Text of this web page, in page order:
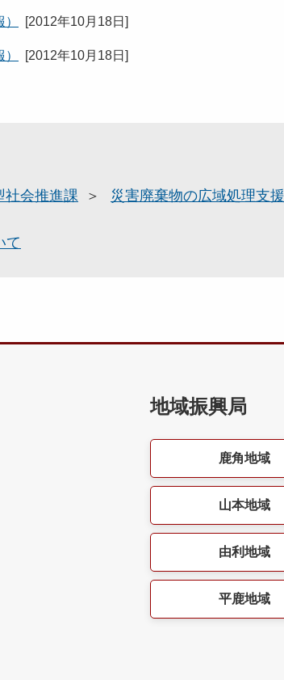
[2012年10月18日 ]
[2012年10月18日 ]
社会推進課
災害廃棄物の広域処理支援
て
地域振興局
鹿角地域
山本地域
由利地域
平鹿地域